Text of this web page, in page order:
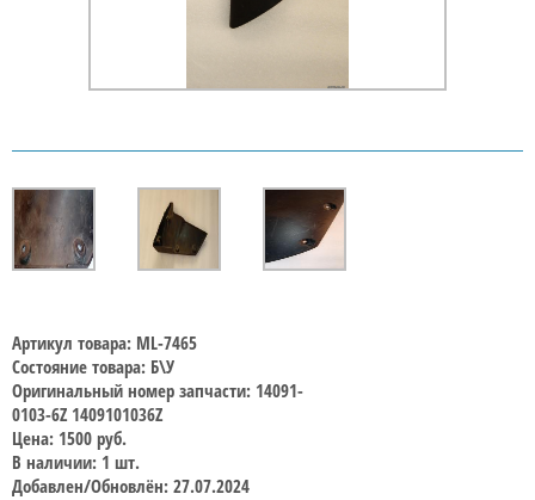
Артикул товара: ML-7465
Состояние товара: Б\У
Оригинальный номер запчасти: 14091-
0103-6Z 1409101036Z
Цена: 1500 руб.
В наличии: 1 шт.
Добавлен/Обновлён: 27.07.2024